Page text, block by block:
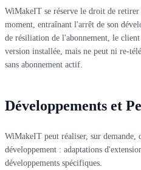
WiMakeIT se réserve le droit de
moment, entraînant l'arrêt de son
de résiliation de l'abonnement, le
version installée, mais ne peut ni re-
sans abonnement actif.
Développements et
WiMakeIT peut réaliser, sur demande,
développement : adaptations
développements spécifiques.